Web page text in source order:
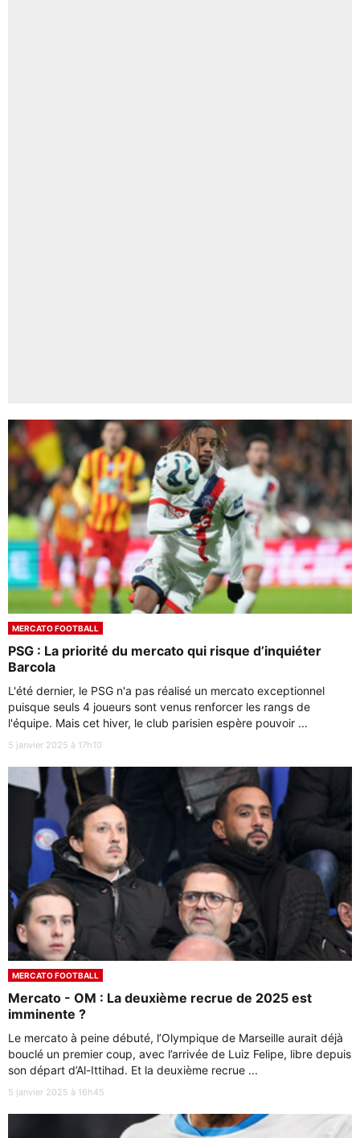
MERCATO FOOTBALL
PSG : La priorité du mercato qui risque d’inquiéter
Barcola
L'été dernier, le PSG n'a pas réalisé un mercato exceptionnel
puisque seuls 4 joueurs sont venus renforcer les rangs de
l'équipe. Mais cet hiver, le club parisien espère pouvoir ...
5 janvier 2025 à 17h10
MERCATO FOOTBALL
Mercato - OM : La deuxième recrue de 2025 est
imminente ?
Le mercato à peine débuté, l’Olympique de Marseille aurait déjà
bouclé un premier coup, avec l’arrivée de Luiz Felipe, libre depuis
son départ d’Al-Ittihad. Et la deuxième recrue ...
5 janvier 2025 à 16h45